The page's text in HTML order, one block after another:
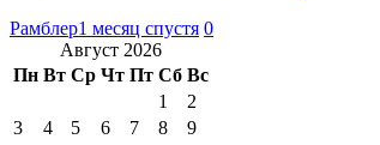
Рамблер1 месяц спустя 0
Август 2026
Пн Вт Ср Чт Пт Сб Вс
1
2
3
4 5 6 7 8
9